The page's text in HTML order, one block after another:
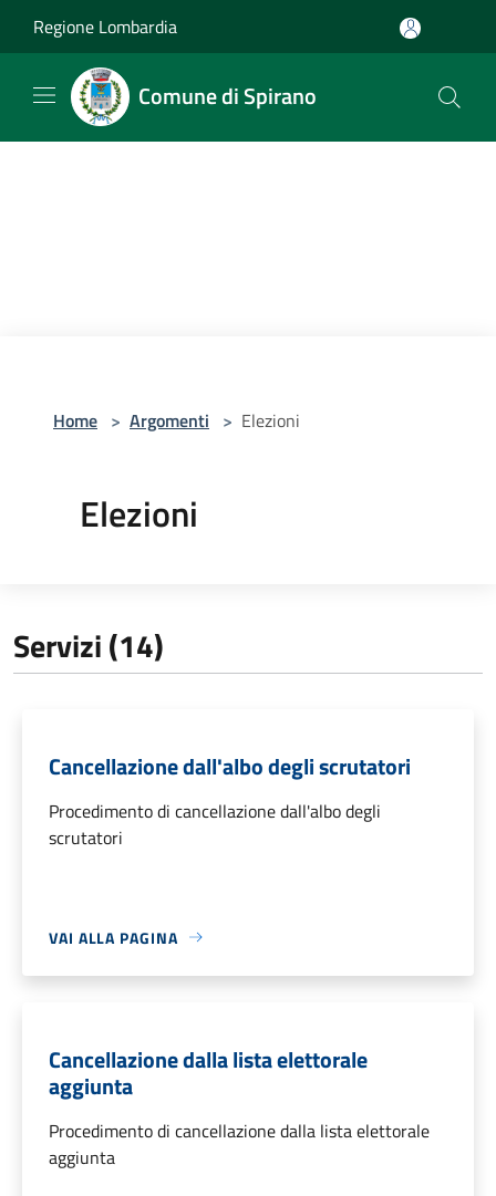
Regione Lombardia
Comune di Spirano
Home > Argomenti > Elezioni
Elezioni
Servizi (14)
Cancellazione dall'albo degli scrutatori
Procedimento di cancellazione dall'albo degli
scrutatori
VAI ALLA PAGINA
Cancellazione dalla lista elettorale
aggiunta
Procedimento di cancellazione dalla lista elettorale
aggiunta